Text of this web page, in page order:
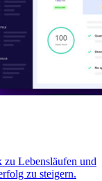
zu Lebensläufen und
zu steigern.